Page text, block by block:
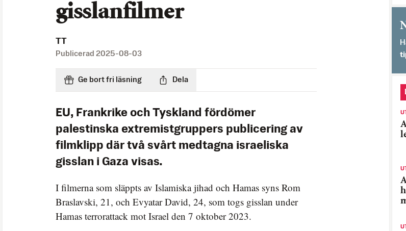
gisslanfilmer
TT
Publicerad 2025-08-03
Ge bort fri läsning Dela
EU, Frankrike och Tyskland fördömer
palestinska extremistgruppers publicering av
filmklipp där två svårt medtagna israeliska
gisslan i Gaza visas.
I filmerna som släppts av Islamiska jihad och Hamas syns Rom
Braslavski, 21, och Evyatar David, 24, som togs gisslan under
Hamas terrorattack mot Israel den 7 oktober 2023.